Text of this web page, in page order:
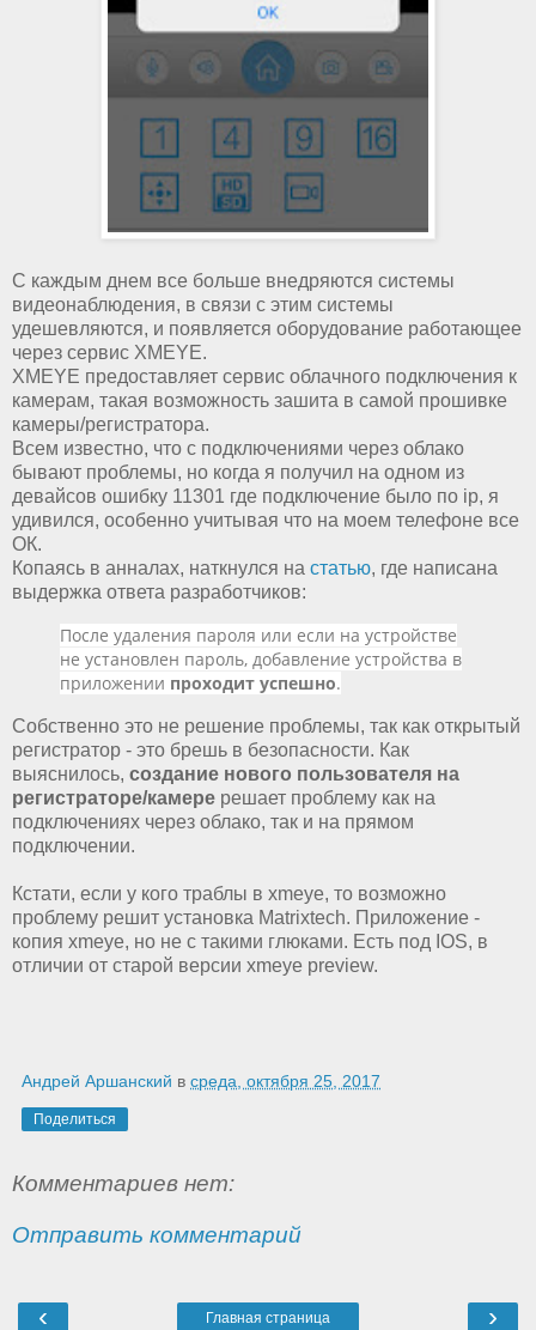
С каждым днем все больше внедряются системы
видеонаблюдения, в связи с этим системы
удешевляются, и появляется оборудование работающее
через сервис XMEYE.
XMEYE предоставляет сервис облачного подключения к
камерам, такая возможность зашита в самой прошивке
камеры/регистратора.
Всем известно, что с подключениями через облако
бывают проблемы, но когда я получил на одном из
девайсов ошибку 11301 где подключение было по ip, я
удивился, особенно учитывая что на моем телефоне все
ОК.
Копаясь в анналах, наткнулся на статью, где написана
выдержка ответа разработчиков:
После удаления пароля или если на устройстве
не установлен пароль, добавление устройства в
приложении проходит успешно.
Собственно это не решение проблемы, так как открытый
регистратор - это брешь в безопасности. Как
выяснилось, создание нового пользователя на
регистраторе/камере решает проблему как на
подключениях через облако, так и на прямом
подключении.
Кстати, если у кого траблы в xmeye, то возможно
проблему решит установка Matrixtech. Приложение -
копия xmeye, но не с такими глюками. Есть под IOS, в
отличии от старой версии xmeye preview.
Андрей Аршанский в среда, октября 25, 2017
Поделиться
Комментариев нет:
Отправить комментарий
‹ ›
Главная страница